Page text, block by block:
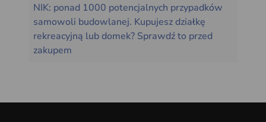
NIK: ponad 1000 potencjalnych przypadków
samowoli budowlanej. Kupujesz działkę
rekreacyjną lub domek? Sprawdź to przed
zakupem